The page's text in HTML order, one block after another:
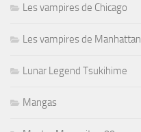
Les vampires de Chicago
Les vampires de Manhattan
Lunar Legend Tsukihime
Mangas